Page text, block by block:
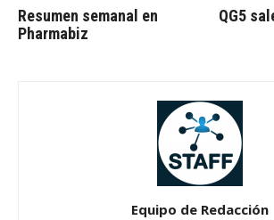
Resumen semanal en
Pharmabiz
QG5
Equipo de Redacción